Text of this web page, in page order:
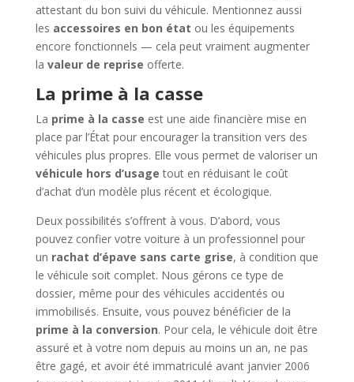
attestant du bon suivi du véhicule. Mentionnez aussi
les accessoires en bon état ou les équipements
encore fonctionnels — cela peut vraiment augmenter
la valeur de reprise offerte.
La prime à la casse
La prime à la casse est une aide financière mise en
place par l’État pour encourager la transition vers des
véhicules plus propres. Elle vous permet de valoriser un
véhicule hors d’usage tout en réduisant le coût
d’achat d’un modèle plus récent et écologique.
Deux possibilités s’offrent à vous. D’abord, vous
pouvez confier votre voiture à un professionnel pour
un rachat d’épave sans carte grise, à condition que
le véhicule soit complet. Nous gérons ce type de
dossier, même pour des véhicules accidentés ou
immobilisés. Ensuite, vous pouvez bénéficier de la
prime à la conversion. Pour cela, le véhicule doit être
assuré et à votre nom depuis au moins un an, ne pas
être gagé, et avoir été immatriculé avant janvier 2006